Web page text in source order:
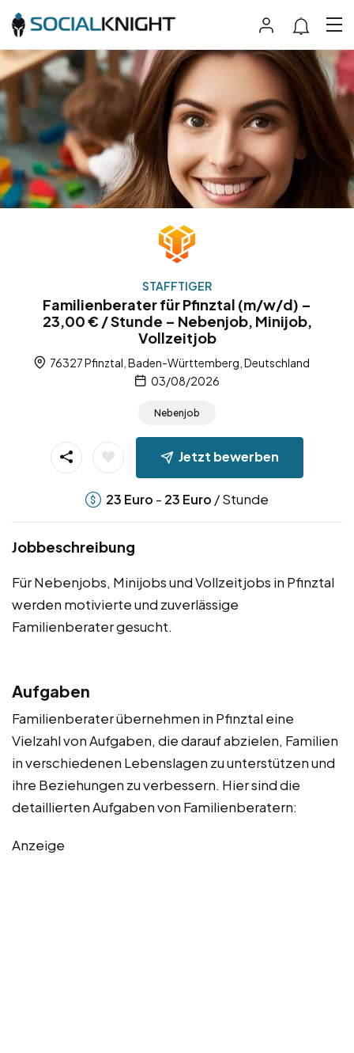
STAFFTIGER
Familienberater für Pfinztal (m/w/d) –
23,00 € / Stunde – Nebenjob, Minijob,
Vollzeitjob
76327 Pfinztal, Baden-Württemberg, Deutschland
03/08/2026
Nebenjob
Jetzt bewerben
23 Euro - 23 Euro / Stunde
Jobbeschreibung
Für Nebenjobs, Minijobs und Vollzeitjobs in Pfinztal
werden motivierte und zuverlässige
Familienberater gesucht.
Aufgaben
Familienberater übernehmen in Pfinztal eine
Vielzahl von Aufgaben, die darauf abzielen, Familien
in verschiedenen Lebenslagen zu unterstützen und
ihre Beziehungen zu verbessern. Hier sind die
detaillierten Aufgaben von Familienberatern:
Anzeige